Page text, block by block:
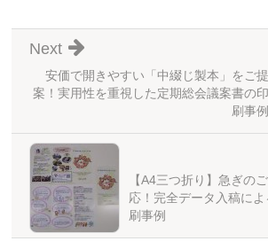
安価で開きやすい「中綴じ製本」をご提
案！実用性を重視した定期総会議案書の印
刷事例
Next
【A4三つ折り】急ぎの
応！完全データ入稿に
刷事例